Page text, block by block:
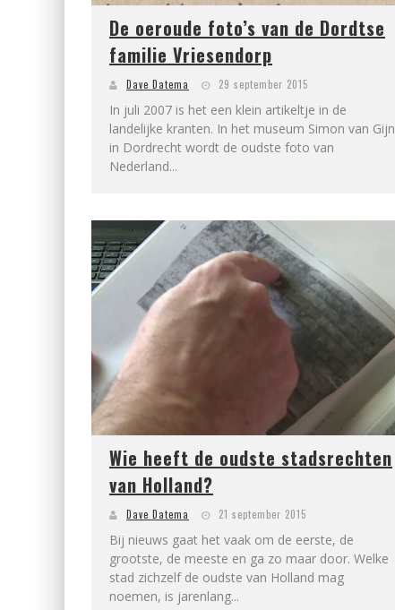
De oeroude foto’s van de Dordtse
familie Vriesendorp
Dave Datema 29 september 2015
In juli 2007 is het een klein artikeltje in de
landelijke kranten. In het museum Simon van Gijn
in Dordrecht wordt de oudste foto van
Nederland...
Wie heeft de oudste stadsrechten
van Holland?
Dave Datema 21 september 2015
Bij nieuws gaat het vaak om de eerste, de
grootste, de meeste en ga zo maar door. Welke
stad zichzelf de oudste van Holland mag
noemen, is jarenlang...